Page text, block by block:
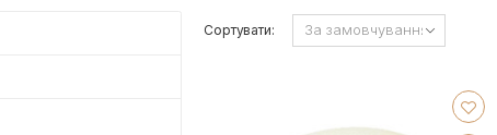
Сортувати: